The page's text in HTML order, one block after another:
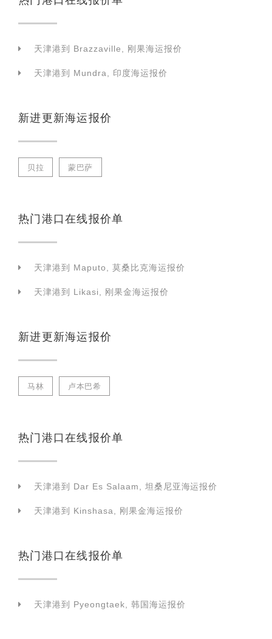
天津港到 Brazzaville, 刚果海运报价
天津港到 Mundra, 印度海运报价
新进更新海运报价
贝拉 蒙巴萨
热门港口在线报价单
天津港到 Maputo, 莫桑比克海运报价
天津港到 Likasi, 刚果金海运报价
新进更新海运报价
马林 卢本巴希
热门港口在线报价单
天津港到 Dar Es Salaam, 坦桑尼亚海运报价
天津港到 Kinshasa, 刚果金海运报价
热门港口在线报价单
天津港到 Pyeongtaek, 韩国海运报价